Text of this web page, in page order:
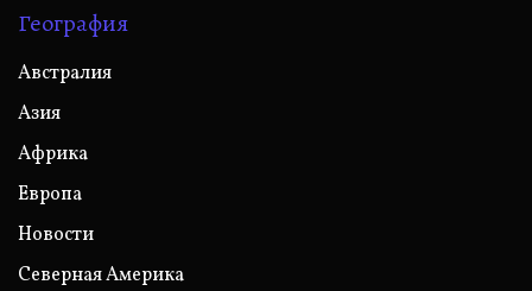
География
Австралия
Азия
Африка
Европа
Новости
Северная Америка